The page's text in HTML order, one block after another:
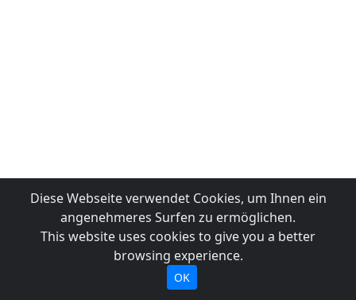
Diese Webseite verwendet Cookies, um Ihnen ein
angenehmeres Surfen zu ermöglichen.
This website uses cookies to give you a better
browsing experience.
OK